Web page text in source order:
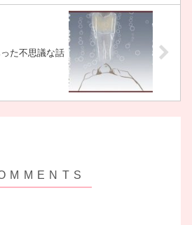
た不思議な話